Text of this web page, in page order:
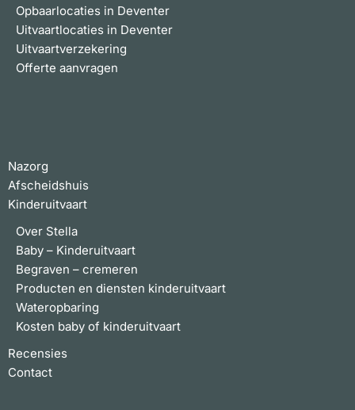
Opbaarlocaties in Deventer
Uitvaartlocaties in Deventer
Uitvaartverzekering
Offerte aanvragen
Nazorg
Afscheidshuis
Kinderuitvaart
Over Stella
Baby – Kinderuitvaart
Begraven – cremeren
Producten en diensten kinderuitvaart
Wateropbaring
Kosten baby of kinderuitvaart
Recensies
Contact